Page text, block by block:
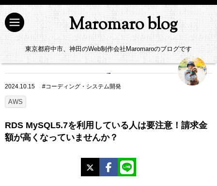
Maromaro blog
東京都府中市、神田のWeb制作会社Maromaroのブログです
2024.10.15 #コーディング・システム開発
AWS
RDS MySQL5.7を利用している人は要注意！請求金
額が高くなっていませんか？
Facebook